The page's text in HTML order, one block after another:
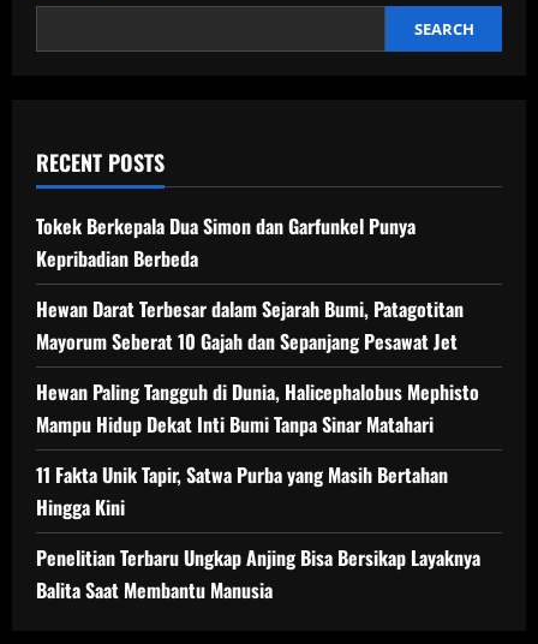
Menjadi
Kebanggaan
SEARCH
RECENT POSTS
Tokek Berkepala Dua Simon dan Garfunkel Punya
Kepribadian Berbeda
Hewan Darat Terbesar dalam Sejarah Bumi, Patagotitan
Mayorum Seberat 10 Gajah dan Sepanjang Pesawat Jet
Hewan Paling Tangguh di Dunia, Halicephalobus Mephisto
Mampu Hidup Dekat Inti Bumi Tanpa Sinar Matahari
11 Fakta Unik Tapir, Satwa Purba yang Masih Bertahan
Hingga Kini
Penelitian Terbaru Ungkap Anjing Bisa Bersikap Layaknya
Balita Saat Membantu Manusia